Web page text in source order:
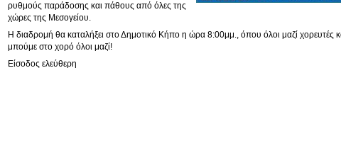
ρυθμούς παράδοσης και πάθους από όλες της
χώρες της Μεσογείου.
Η διαδρομή θα καταλήξει στο Δημοτικό Κήπο η ώρα 8:00μμ., όπου όλοι μαζί χορευτές
μπούμε στο χορό όλοι μαζί!
Είσοδος ελεύθερη